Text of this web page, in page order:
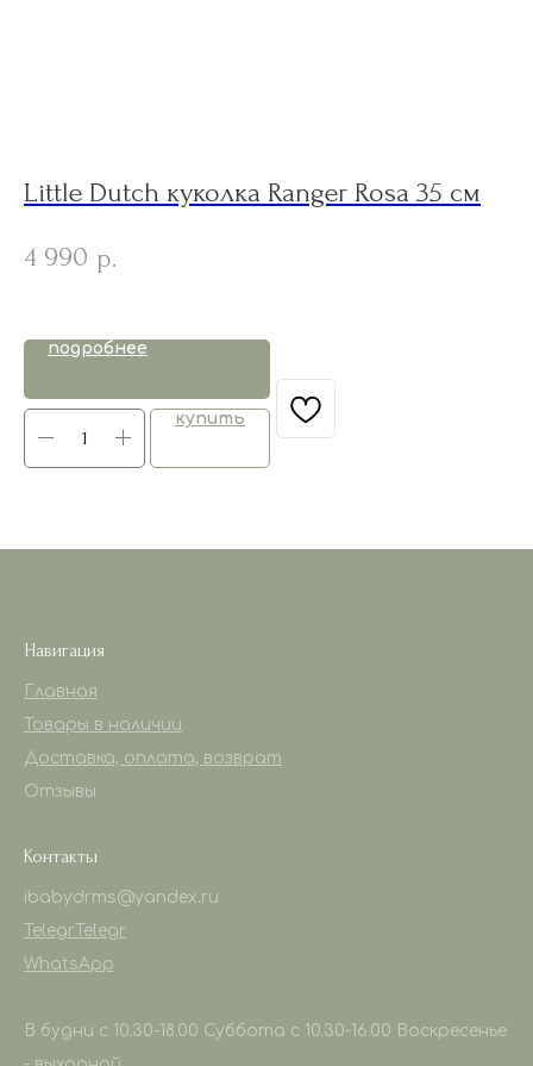
Little Dutch куколка Ranger Rosa 35 см
4 990 р.
подробнее
купить
Навигация
Главная
Товары в наличии
Доставка, оплата, возврат
Отзывы
Контакты
ibabydrms@yandex.ru
Telegr Telegr
WhatsApp
В будни с 10.30-18.00 Суббота с 10.30-16.00 Воскресенье